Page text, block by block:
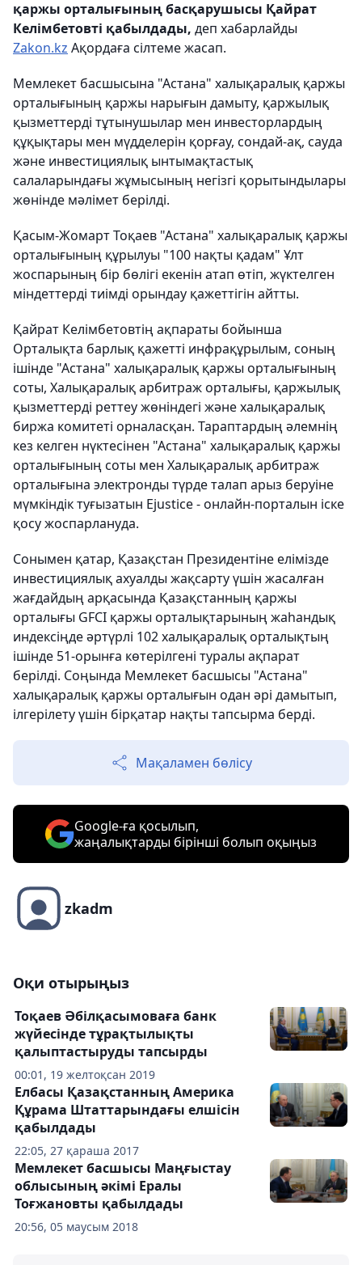
қаржы орталығының басқарушысы Қайрат
Келімбетовті қабылдады, деп хабарлайды
Zakon.kz Ақордаға сілтеме жасап.
Мемлекет басшысына "Астана" халықаралық қаржы
орталығының қаржы нарығын дамыту, қаржылық
қызметтерді тұтынушылар мен инвесторлардың
құқықтары мен мүдделерін қорғау, сондай-ақ, сауда
және инвестициялық ынтымақтастық
салаларындағы жұмысының негізгі қорытындылары
жөнінде мәлімет берілді.
Қасым-Жомарт Тоқаев "Астана" халықаралық қаржы
орталығының құрылуы "100 нақты қадам" Ұлт
жоспарының бір бөлігі екенін атап өтіп, жүктелген
міндеттерді тиімді орындау қажеттігін айтты.
Қайрат Келімбетовтің ақпараты бойынша
Орталықта барлық қажетті инфрақұрылым, соның
ішінде "Астана" халықаралық қаржы орталығының
соты, Халықаралық арбитраж орталығы, қаржылық
қызметтерді реттеу жөніндегі және халықаралық
биржа комитеті орналасқан. Тараптардың әлемнің
кез келген нүктесінен "Астана" халықаралық қаржы
орталығының соты мен Халықаралық арбитраж
орталығына электронды түрде талап арыз беруіне
мүмкіндік туғызатын Еjustice - онлайн-порталын іске
қосу жоспарлануда.
Сонымен қатар, Қазақстан Президентіне елімізде
инвестициялық ахуалды жақсарту үшін жасалған
жағдайдың арқасында Қазақстанның қаржы
орталығы GFCI қаржы орталықтарының жаһандық
индексіңде әртүрлі 102 халықаралық орталықтың
ішінде 51-орынға көтерілгені туралы ақпарат
берілді. Соңында Мемлекет басшысы "Астана"
халықаралық қаржы орталығын одан әрі дамытып,
ілгерілету үшін бірқатар нақты тапсырма берді.
Мақаламен бөлісу
Google-ға қосылып,
жаңалықтарды бірінші болып оқыңыз
zkadm
Оқи отырыңыз
00:01, 19 желтоқсан 2019
Тоқаев Әбілқасымоваға банк
жүйесінде тұрақтылықты
қалыптастыруды тапсырды
22:05, 27 қараша 2017
Елбасы Қазақстанның Америка
Құрама Штаттарындағы елшісін
қабылдады
20:56, 05 маусым 2018
Мемлекет басшысы Маңғыстау
облысының әкімі Ералы
Тоғжановты қабылдады